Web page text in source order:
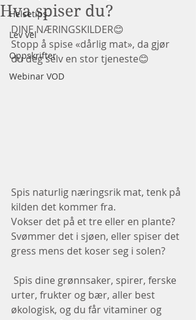
Helsetips
Lev vel
Oppskrifter
Webinar VOD
Hva spiser du?
DINE NÆRINGSKILDER😊
Stopp å spise «dårlig mat», da gjør
du deg selv en stor tjeneste😊
Spis naturlig næringsrik mat, tenk på
kilden det kommer fra.
Vokser det på et tre eller en plante?
Svømmer det i sjøen, eller spiser det
gress mens det koser seg i solen?
urter, frukter og bær, aller best
økologisk, og du får vitaminer og